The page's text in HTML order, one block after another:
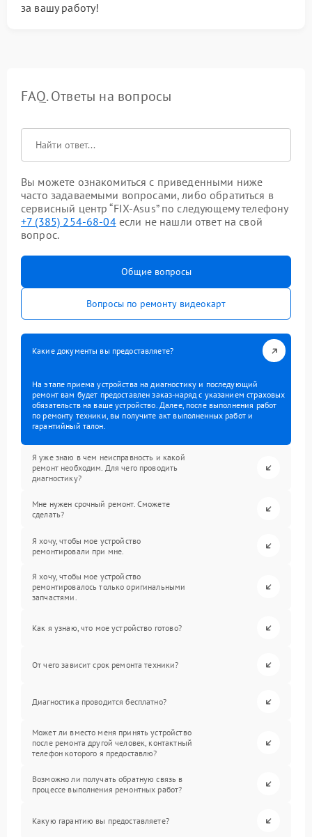
за вашу работу!
FAQ. Ответы на вопросы
Вы можете ознакомиться с приведенными ниже
часто задаваемыми вопросами, либо обратиться в
сервисный центр “FIX-Asus” по следующему телефону
+7 (385) 254-68-04если не нашли ответ на свой
вопрос.
Общие вопросы
Вопросы по ремонту видеокарт
Какие документы вы предоставляете?
На этапе приема устройства на диагностику и последующий
ремонт вам будет предоставлен заказ-наряд с указанием страховых
обязательств на ваше устройство. Далее, после выполнения работ
по ремонту техники, вы получите акт выполненных работ и
гарантийный талон.
Я уже знаю в чем неисправность и какой
ремонт необходим. Для чего проводить
диагностику?
Мне нужен срочный ремонт. Сможете
сделать?
Я хочу, чтобы мое устройство
ремонтировали при мне.
Я хочу, чтобы мое устройство
ремонтировалось только оригинальными
запчастями.
Как я узнаю, что мое устройство готово?
От чего зависит срок ремонта техники?
Диагностика проводится бесплатно?
Может ли вместо меня принять устройство
после ремонта другой человек, контактный
телефон которого я предоставлю?
Возможно ли получать обратную связь в
процессе выполнения ремонтных работ?
Какую гарантию вы предоставляете?